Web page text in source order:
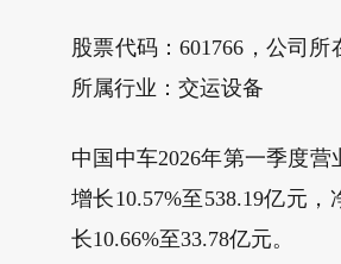
股票代码：601766，公司所
所属行业：交运设备
中国中车2026年第一季度营
增长10.57%至538.19亿元，
长10.66%至33.78亿元。